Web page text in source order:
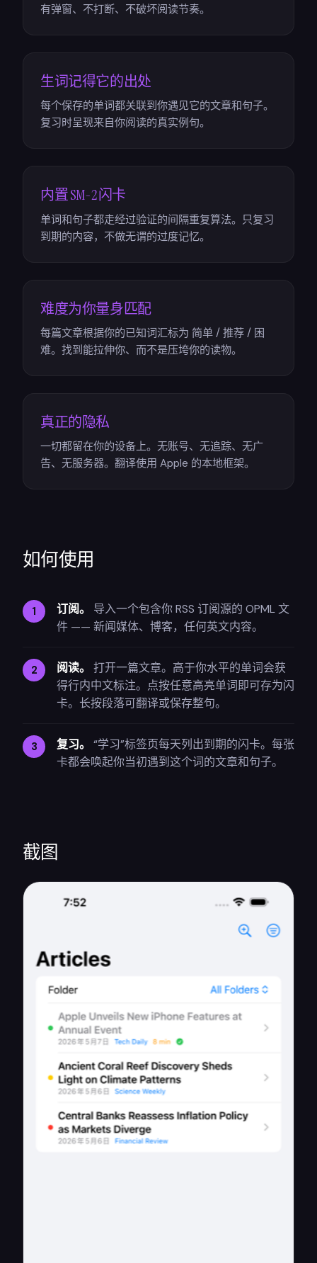
有弹窗、不打断、不破坏阅读节奏。
生词记得它的出处
每个保存的单词都关联到你遇见它的文章和句子。
复习时呈现来自你阅读的真实例句。
内置 SM-2 闪卡
单词和句子都走经过验证的间隔重复算法。只复习
到期的内容，不做无谓的过度记忆。
难度为你量身匹配
每篇文章根据你的已知词汇标为 简单 / 推荐 / 困
难。找到能拉伸你、而不是压垮你的读物。
真正的隐私
一切都留在你的设备上。无账号、无追踪、无广
告、无服务器。翻译使用 Apple 的本地框架。
如何使用
订阅。
导入一个包含你 RSS 订阅源的 OPML 文
件 —— 新闻媒体、博客，任何英文内容。
阅读。
打开一篇文章。高于你水平的单词会获
得行内中文标注。点按任意高亮单词即可存为闪
卡。长按段落可翻译或保存整句。
复习。
“学习”标签页每天列出到期的闪卡。每张
卡都会唤起你当初遇到这个词的文章和句子。
截图